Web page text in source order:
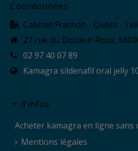
Coordonnées
Cabinet Frachon - Quéro -
27 rue du Docteur Roux,
02 97 40 07 89
Kamagra sildenafil oral jelly
+ d’infos
Acheter kamagra en ligne sans
Mentions légales